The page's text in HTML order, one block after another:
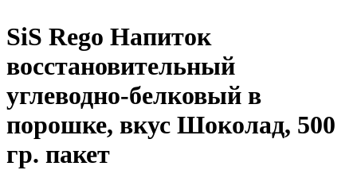
SiS Rego Напиток
восстановительный
углеводно-белковый в
порошке, вкус Шоколад, 500
гр. пакет